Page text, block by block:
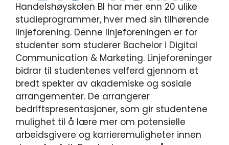
Handelshøyskolen BI har mer enn 20 ulike
studieprogrammer, hver med sin tilhørende
linjeforening. Denne linjeforeningen er for
studenter som studerer Bachelor i Digital
Communication & Marketing. Linjeforeninger
bidrar til studentenes velferd gjennom et
bredt spekter av akademiske og sosiale
arrangementer. De arrangerer
bedriftspresentasjoner, som gir studentene
mulighet til å lære mer om potensielle
arbeidsgivere og karrieremuligheter innen